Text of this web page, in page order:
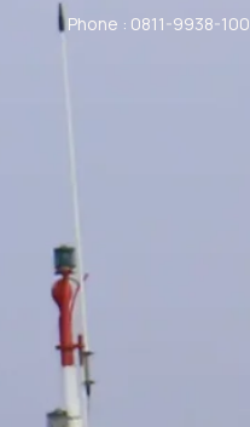
Phone : 0811-9938-100